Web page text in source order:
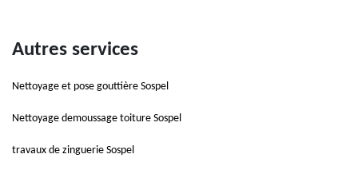
Autres services
Nettoyage et pose gouttière Sospel
Nettoyage demoussage toiture Sospel
travaux de zinguerie Sospel